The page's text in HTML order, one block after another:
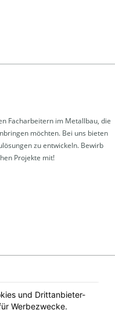
Facharbeitern im Metallbau, die
möchten. Bei uns bieten
zu entwickeln. Bewirb
Projekte mit!